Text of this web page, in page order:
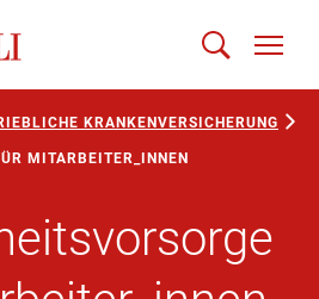
KRANKEN­VERSICHERUNG
MITARBEITER_INNEN